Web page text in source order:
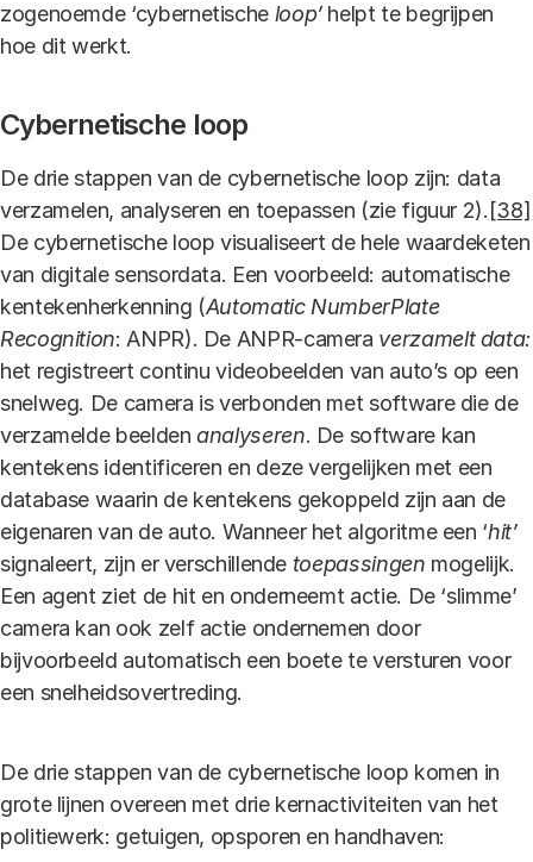
zogenoemde ‘cybernetische loop’helpt te begrijpen
hoe dit werkt.
Cybernetische loop
De drie stappen van de cybernetische loop zijn: data
verzamelen, analyseren en toepassen (zie figuur 2). [38]
De cybernetische loop visualiseert de hele waardeketen
van digitale sensordata. Een voorbeeld: automatische
kentekenherkenning (Automatic NumberPlate
Recognition: ANPR). De ANPR-camera verzamelt data:
het registreert continu videobeelden van auto’s op een
snelweg. De camera is verbonden met software die de
verzamelde beeldenanalyseren. De software kan
kentekens identificeren en deze vergelijken met een
database waarin de kentekens gekoppeld zijn aan de
eigenaren van de auto. Wanneer het algoritme een ‘hit’
signaleert, zijn er verschillende toepassingen mogelijk.
Een agent ziet de hit en onderneemt actie. De ‘slimme’
camera kan ook zelf actie ondernemen door
bijvoorbeeld automatisch een boete te versturen voor
een snelheidsovertreding.
De drie stappen van de cybernetische loop komen in
grote lijnen overeen met drie kernactiviteiten van het
politiewerk: getuigen, opsporen en handhaven: